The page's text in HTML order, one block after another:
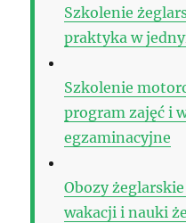
Szkolenie
praktyka w
Szkolenie
program zajęć i
egzaminacyjne
Obozy
wakacji i nauki